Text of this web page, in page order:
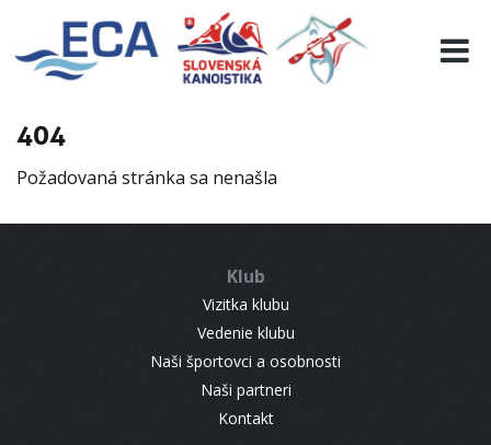
404
Požadovaná stránka sa nenašla
Klub
Vizitka klubu
Vedenie klubu
Naši športovci a osobnosti
Naši partneri
Kontakt
EURO 19
INFO
RESULTS
CONTACT